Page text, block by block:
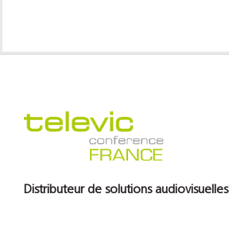
Distributeur de solutions audiovisuelles